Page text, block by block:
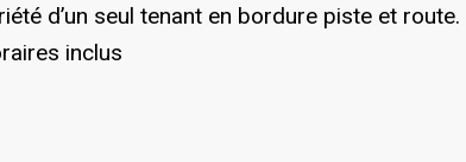
d’un seul tenant en bordure piste et route.
inclus